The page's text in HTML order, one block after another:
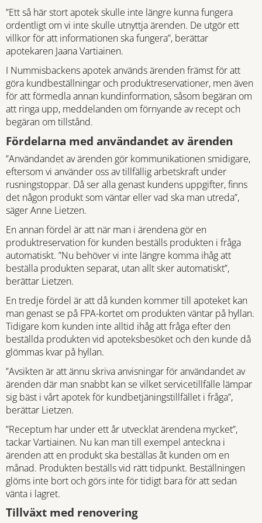
”Ett så här stort apotek skulle inte längre kunna fungera
ordentligt om vi inte skulle utnyttja ärenden. De utgör ett
villkor för att informationen ska fungera”, berättar
apotekaren Jaana Vartiainen.
I Nummisbackens apotek används ärenden främst för att
göra kundbeställningar och produktreservationer, men även
för att förmedla annan kundinformation, såsom begäran om
att ringa upp, meddelanden om förnyande av recept och
begäran om tillstånd.
Fördelarna med användandet av ärenden
”Användandet av ärenden gör kommunikationen smidigare,
eftersom vi använder oss av tillfällig arbetskraft under
rusningstoppar. Då ser alla genast kundens uppgifter, finns
det någon produkt som väntar eller vad ska man utreda”,
säger Anne Lietzen.
En annan fördel är att när man i ärendena gör en
produktreservation för kunden beställs produkten i fråga
automatiskt. ”Nu behöver vi inte längre komma ihåg att
beställa produkten separat, utan allt sker automatiskt”,
berättar Lietzen.
En tredje fördel är att då kunden kommer till apoteket kan
man genast se på FPA-kortet om produkten väntar på hyllan.
Tidigare kom kunden inte alltid ihåg att fråga efter den
beställda produkten vid apoteksbesöket och den kunde då
glömmas kvar på hyllan.
”Avsikten är att ännu skriva anvisningar för användandet av
ärenden där man snabbt kan se vilket servicetillfälle lämpar
sig bäst i vårt apotek för kundbetjäningstillfället i fråga”,
berättar Lietzen.
”Receptum har under ett år utvecklat ärendena mycket”,
tackar Vartiainen. Nu kan man till exempel anteckna i
ärenden att en produkt ska beställas åt kunden om en
månad. Produkten beställs vid rätt tidpunkt. Beställningen
glöms inte bort och görs inte för tidigt bara för att sedan
vänta i lagret.
Tillväxt med renovering